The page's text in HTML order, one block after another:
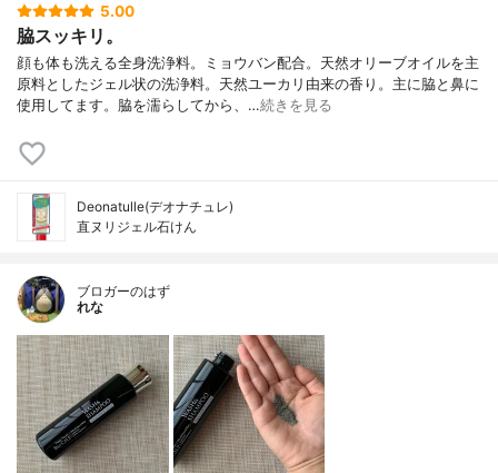
5.00
脇スッキリ。
顔も体も洗える全身洗浄料。ミョウバン配合。天然オリーブオイルを主
原料としたジェル状の洗浄料。天然ユーカリ由来の香り。主に脇と鼻に
使用してます。脇を濡らしてから、…続きを見る
Deonatulle(デオナチュレ)
直ヌリジェル石けん
ブロガーのはず
れな